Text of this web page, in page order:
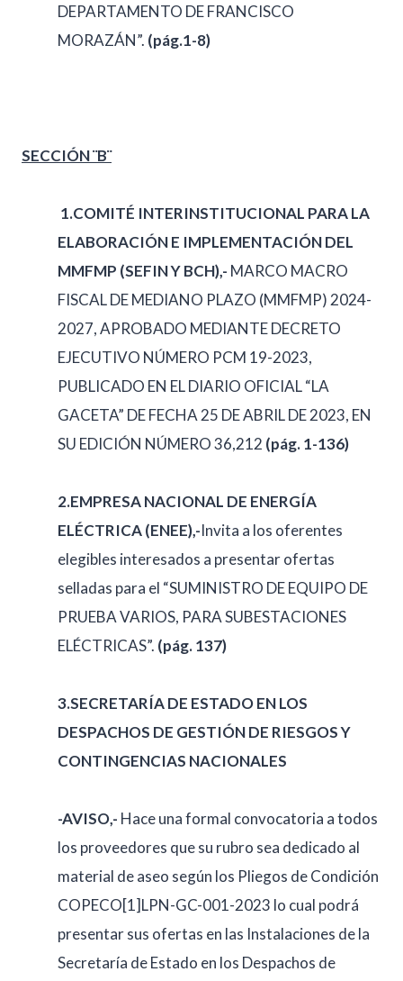
DEPARTAMENTO DE FRANCISCO
MORAZÁN”. (pág.1-8)
SECCIÓN ¨B¨
1.COMITÉ INTERINSTITUCIONAL PARA LA
ELABORACIÓN E IMPLEMENTACIÓN DEL
MMFMP (SEFIN Y BCH),- MARCO MACRO
FISCAL DE MEDIANO PLAZO (MMFMP) 2024-
2027, APROBADO MEDIANTE DECRETO
EJECUTIVO NÚMERO PCM 19-2023,
PUBLICADO EN EL DIARIO OFICIAL “LA
GACETA” DE FECHA 25 DE ABRIL DE 2023, EN
SU EDICIÓN NÚMERO 36,212 (pág. 1-136)
2.EMPRESA NACIONAL DE ENERGÍA
ELÉCTRICA (ENEE),-Invita a los oferentes
elegibles interesados a presentar ofertas
selladas para el “SUMINISTRO DE EQUIPO DE
PRUEBA VARIOS, PARA SUBESTACIONES
ELÉCTRICAS”. (pág. 137)
3.SECRETARÍA DE ESTADO EN LOS
DESPACHOS DE GESTIÓN DE RIESGOS Y
CONTINGENCIAS NACIONALES
-AVISO,- Hace una formal convocatoria a todos
los proveedores que su rubro sea dedicado al
material de aseo según los Pliegos de Condición
COPECO[1]LPN-GC-001-2023 lo cual podrá
presentar sus ofertas en las Instalaciones de la
Secretaría de Estado en los Despachos de